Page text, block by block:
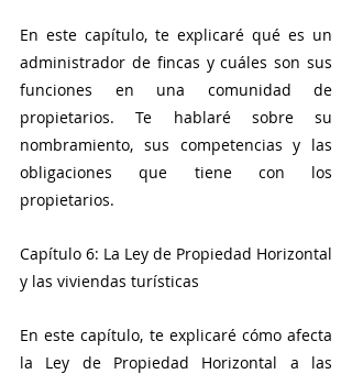
En este capítulo, te explicaré qué es un
administrador de fincas y cuáles son sus
funciones en una comunidad de
propietarios. Te hablaré sobre su
nombramiento, sus competencias y las
obligaciones que tiene con los
propietarios.
Capítulo 6: La Ley de Propiedad Horizontal
y las viviendas turísticas
En este capítulo, te explicaré cómo afecta
la Ley de Propiedad Horizontal a las